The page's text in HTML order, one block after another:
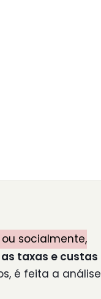
socialmente,
taxas e custas
é feita a análise